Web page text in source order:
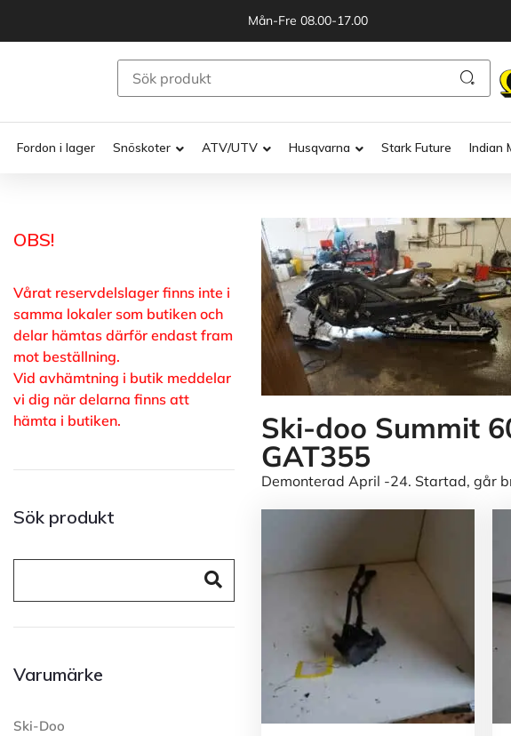
Mån-Fre 08.00-17.00
Fordon i lager Snöskoter ATV/UTV Husqvarna Stark Future Indian
OBS!
Vårat reservdelslager finns inte i
samma lokaler som butiken och
delar hämtas därför endast fram
mot beställning.
Vid avhämtning i butik meddelar
vi dig när delarna finns att
hämta i butiken.
Sök produkt
Varumärke
Ski-Doo
Ski-doo Summit
GAT355
Demonterad April -24. Startad, går